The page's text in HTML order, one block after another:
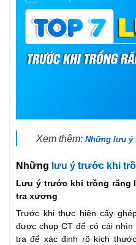
Xem thêm: Những lưu ý
Những lưu ý trước khi
Lưu ý trước khi trồng răng
tra xương
Trước khi thực hiện cấy
được chụp CT để có cái
tra để xác định rõ kích